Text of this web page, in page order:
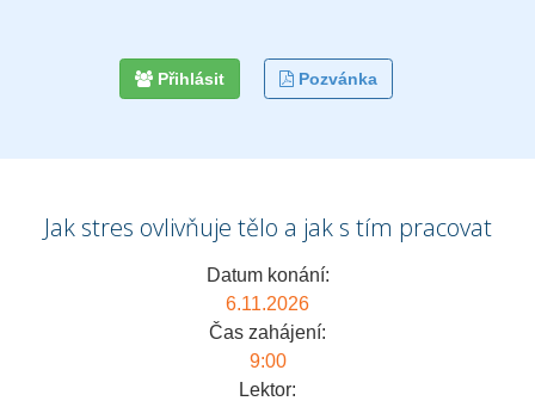
Přihlásit Pozvánka
Jak stres ovlivňuje tělo a jak s tím pracovat
Datum konání:
6.11.2026
Čas zahájení:
9:00
Lektor: